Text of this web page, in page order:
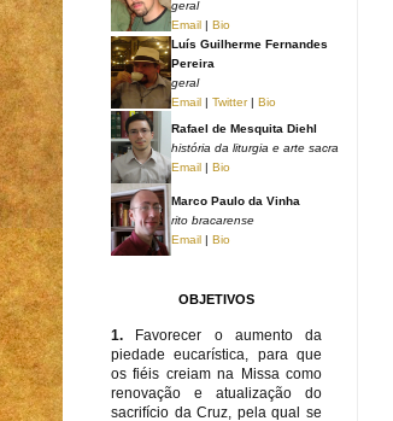
geral
Email | Bio
Luís Guilherme Fernandes
Pereira
geral
Email | Twitter| Bio
Rafael de Mesquita Diehl
história da liturgia e arte sacra
Email | Bio
Marco Paulo da Vinha
rito bracarense
Email | Bio
OBJETIVOS
1. Favorecer o aumento da
piedade eucarística, para que
os fiéis creiam na Missa como
renovação e atualização do
sacrifício da Cruz, pela qual se